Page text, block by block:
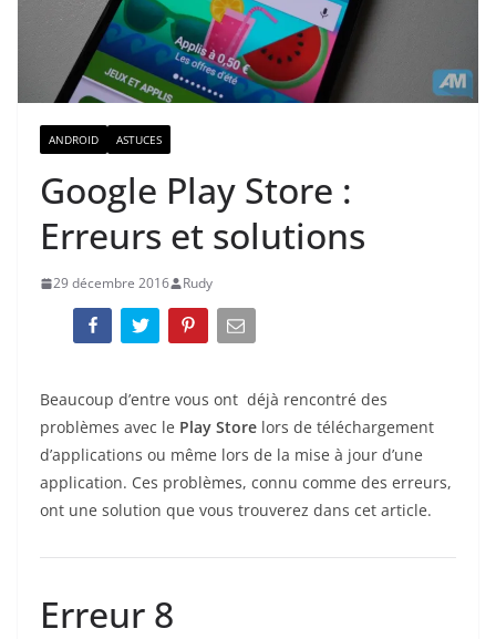
ANDROID ASTUCES
Google Play Store :
Erreurs et solutions
29 décembre 2016 Rudy
Beaucoup d’entre vous ont déjà rencontré des
problèmes avec le Play Store lors de téléchargement
d’applications ou même lors de la mise à jour d’une
application. Ces problèmes, connu comme des erreurs,
ont une solution que vous trouverez dans cet article.
Erreur 8